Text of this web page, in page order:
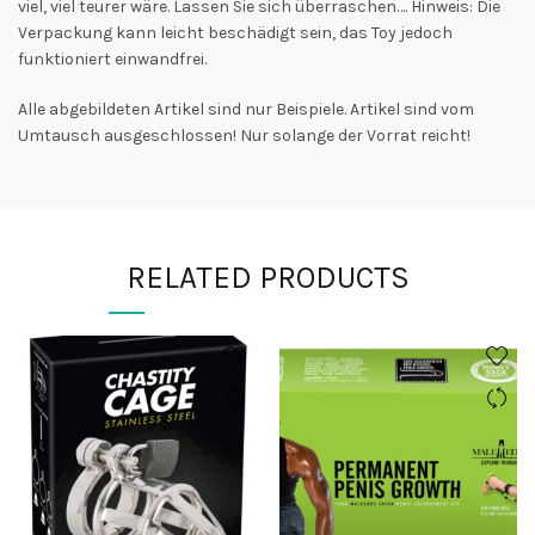
viel, viel teurer wäre. Lassen Sie sich überraschen…. Hinweis: Die
Verpackung kann leicht beschädigt sein, das Toy jedoch
funktioniert einwandfrei.
Alle abgebildeten Artikel sind nur Beispiele. Artikel sind vom
Umtausch ausgeschlossen! Nur solange der Vorrat reicht!
RELATED PRODUCTS